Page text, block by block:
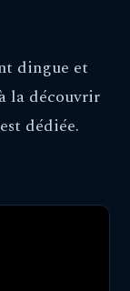
dingue et
la découvrir
dédiée.